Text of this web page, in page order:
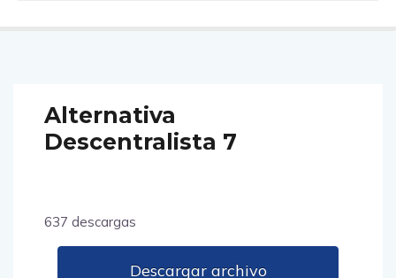
Alternativa
Descentralista 7
637 descargas
Descargar archivo